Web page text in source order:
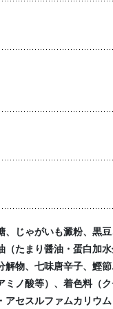
じゃがいも澱粉、黒
たまり醤油・蛋白加
物、七味唐辛子、鰹
ノ酸等）、着色料（
セスルファムカリウ